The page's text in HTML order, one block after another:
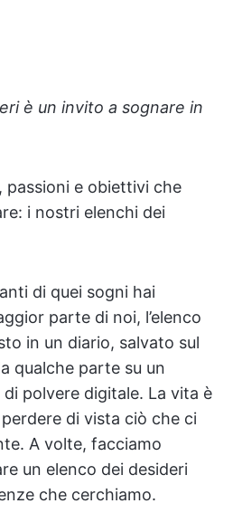
è un invito a sognare in
passioni e obiettivi che
i nostri elenchi dei
di quei sogni hai
parte di noi, l’elenco
in un diario, salvato sul
qualche parte su un
polvere digitale. La vita è
di vista ciò che ci
A volte, facciamo
un elenco dei desideri
che cerchiamo.